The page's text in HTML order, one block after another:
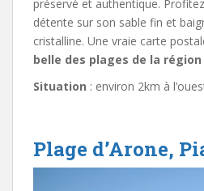
préservé et authentique.
détente sur son sable fin et
cristalline. Une vraie carte
belle des plages de la région
Situation : environ 2km à
Plage d’Arone,